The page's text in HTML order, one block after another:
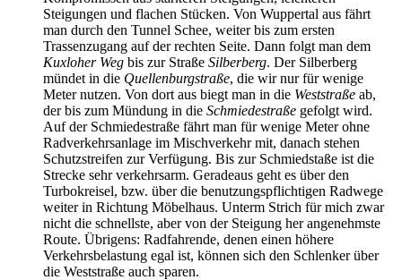
Steigungen und flachen Stücken. Von Wuppertal aus fährt
man durch den Tunnel Schee, weiter bis zum ersten
Trassenzugang auf der rechten Seite. Dann folgt man dem
Kuxloher Weg bis zur Straße Silberberg. Der Silberberg
mündet in die Quellenburgstraße, die wir nur für wenige
Meter nutzen. Von dort aus biegt man in die Weststraße ab,
der bis zum Mündung in die Schmiedestraße gefolgt wird.
Auf der Schmiedestraße fährt man für wenige Meter ohne
Radverkehrsanlage im Mischverkehr mit, danach stehen
Schutzstreifen zur Verfügung. Bis zur Schmiedstaße ist die
Strecke sehr verkehrsarm. Geradeaus geht es über den
Turbokreisel, bzw. über die benutzungspflichtigen Radwege
weiter in Richtung Möbelhaus. Unterm Strich für mich zwar
nicht die schnellste, aber von der Steigung her angenehmste
Route. Übrigens: Radfahrende, denen einen höhere
Verkehrsbelastung egal ist, können sich den Schlenker über
die Weststraße auch sparen.